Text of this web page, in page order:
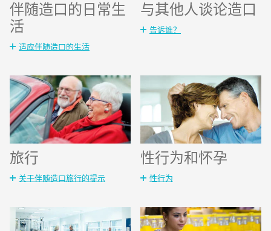
伴随造口的日常生
活
适应伴随造口的生活
与其他人谈论造口
告诉谁？
旅行
关于伴随造口旅行的提示
性行为和怀孕
性行为